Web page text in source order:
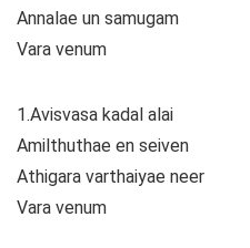
Annalae un samugam
Vara venum
1.Avisvasa kadal alai
Amilthuthae en seiven
Athigara varthaiyae neer
Vara venum